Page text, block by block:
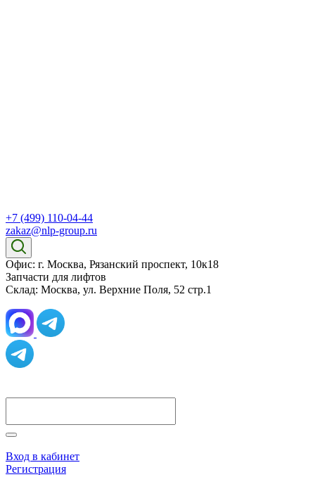
+7 (499) 110-04-44
zakaz@nlp-group.ru
Офис: г. Москва, Рязанский проспект, 10к18
Запчасти для лифтов
Склад: Москва, ул. Верхние Поля, 52 стр.1
Вход в кабинет
Регистрация